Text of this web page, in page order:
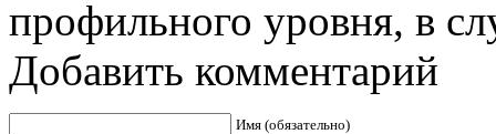
профильного уровня, в
Добавить комментарий
Имя (обязательно)